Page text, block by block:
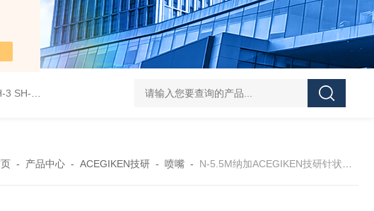
大浩研热水平热空气产生加热器SH系列 L-00/01/02/03DAICO大浩研
- 产品中心- ACEGIKEN技研- 喷嘴- N-5.5M纳加ACEGIKEN技研针状金属喷嘴